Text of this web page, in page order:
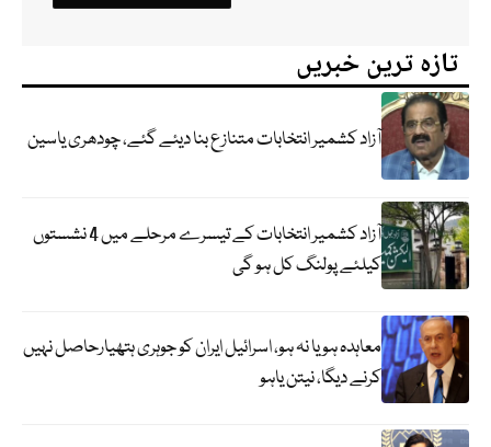
تازہ ترین خبریں
آزاد کشمیر انتخابات متنازع بنا دیئے گئے، چودھری یاسین
آزاد کشمیر انتخابات کے تیسرے مرحلے میں 4 نشستوں
کیلئے پولنگ کل ہو گی
معاہدہ ہو یا نہ ہو، اسرائیل ایران کو جوہری ہتھیارحاصل نہیں
کرنے دیگا، نیتن یاہو